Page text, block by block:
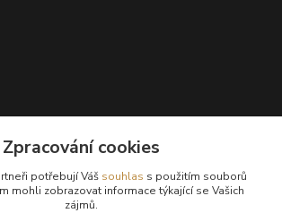
136
Zpracování cookies
potřebují Váš souhlas s použitím souborů
mohli zobrazovat informace týkající se Vašich
zájmů.